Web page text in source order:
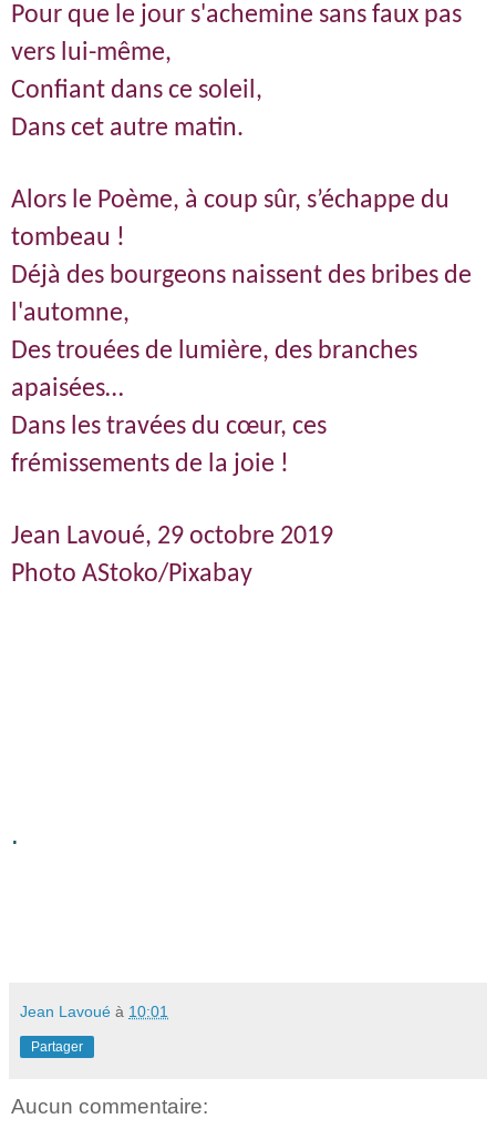
Pour que le jour s'achemine sans faux pas
vers lui-même,
Confiant dans ce soleil,
Dans cet autre matin.
Alors le Poème, à coup sûr, s’échappe du
tombeau !
Déjà des bourgeons naissent des bribes de
l'automne,
Des trouées de lumière, des branches
apaisées…
Dans les travées du cœur, ces
frémissements de la joie !
Jean Lavoué, 29 octobre 2019
Photo AStoko/Pixabay
.
Jean Lavoué à 10:01
Partager
Aucun commentaire: